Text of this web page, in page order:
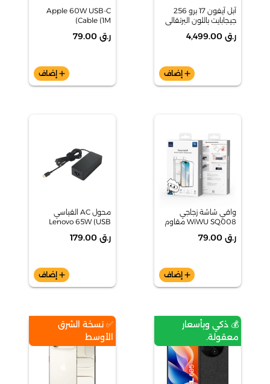
آبل آيفون 17 برو 256
جيجابايت باللون البرتقالي
ر.ق 4,499.00
add إضاف
Apple 60W USB-C
Cable (1M)
ر.ق 79.00
addإضاف
واقي شاشة زجاجي
WiWU SQ008 مقاوم
iPhone 17 Pro Max
ر.ق 79.00
add إضاف
محول AC القياسي
Lenovo 65W (USB
ر.ق 179.00
addإضاف
💰 ذكي وبأسعار
معقولة.
✅ نسخة الشرق
الأوسط